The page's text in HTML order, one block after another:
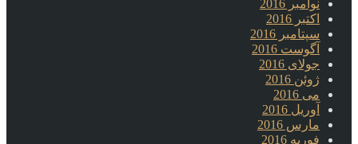
نوامبر 2016
اکتبر 2016
سپتامبر 2016
آگوست 2016
جولای 2016
ژوئن 2016
می 2016
آوریل 2016
مارس 2016
فوریه 2016